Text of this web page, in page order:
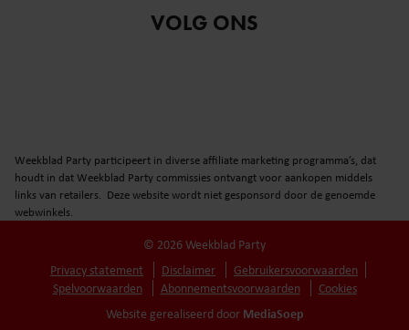
VOLG ONS
Weekblad Party participeert in diverse affiliate marketing programma’s, dat
houdt in dat Weekblad Party commissies ontvangt voor aankopen middels
links van retailers. Deze website wordt niet gesponsord door de genoemde
webwinkels.
© 2026 Weekblad Party
Privacy statement
Disclaimer
Gebruikersvoorwaarden
Spelvoorwaarden
Abonnementsvoorwaarden
Cookies
Website gerealiseerd door MediaSoep